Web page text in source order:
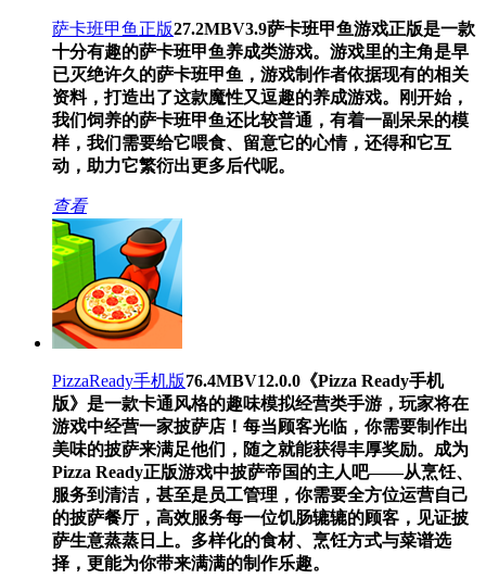
萨卡班甲鱼正版27.2MBV3.9萨卡班甲鱼游戏正版是一款
十分有趣的萨卡班甲鱼养成类游戏。游戏里的主角是早
已灭绝许久的萨卡班甲鱼，游戏制作者依据现有的相关
资料，打造出了这款魔性又逗趣的养成游戏。刚开始，
我们饲养的萨卡班甲鱼还比较普通，有着一副呆呆的模
样，我们需要给它喂食、留意它的心情，还得和它互
动，助力它繁衍出更多后代呢。
查看
PizzaReady手机版76.4MBV12.0.0 《Pizza Ready手机
版》是一款卡通风格的趣味模拟经营类手游，玩家将在
游戏中经营一家披萨店！每当顾客光临，你需要制作出
美味的披萨来满足他们，随之就能获得丰厚奖励。成为
Pizza Ready正版游戏中披萨帝国的主人吧——从烹饪、
服务到清洁，甚至是员工管理，你需要全方位运营自己
的披萨餐厅，高效服务每一位饥肠辘辘的顾客，见证披
萨生意蒸蒸日上。多样化的食材、烹饪方式与菜谱选
择，更能为你带来满满的制作乐趣。